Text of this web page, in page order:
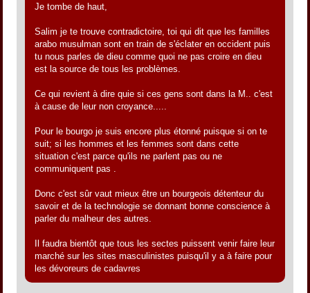
Je tombe de haut,
Salim je te trouve contradictoire, toi qui dit que les familles
arabo musulman sont en train de s'éclater en occident puis
tu nous parles de dieu comme quoi ne pas croire en dieu
est la source de tous les problèmes.
Ce qui revient à dire quie si ces gens sont dans la M.. c'est
à cause de leur non croyance.....
Pour le bourgo je suis encore plus étonné puisque si on te
suit; si les hommes et les femmes sont dans cette
situation c'est parce qu'ils ne parlent pas ou ne
communiquent pas .
Donc c'est sûr vaut mieux être un bourgeois détenteur du
savoir et de la technologie se donnant bonne conscience à
parler du malheur des autres.
Il faudra bientôt que tous les sectes puissent venir faire leur
marché sur les sites masculinistes puisqu'il y a à faire pour
les dévoreurs de cadavres